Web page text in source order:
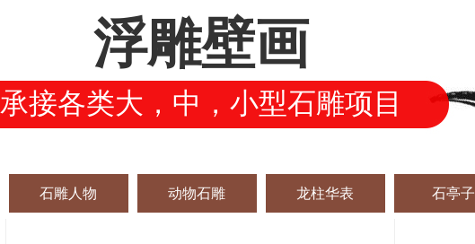
浮雕壁画
承接各类大，中，小型石雕项目
石雕人物 动物石雕 龙柱华表 石亭子